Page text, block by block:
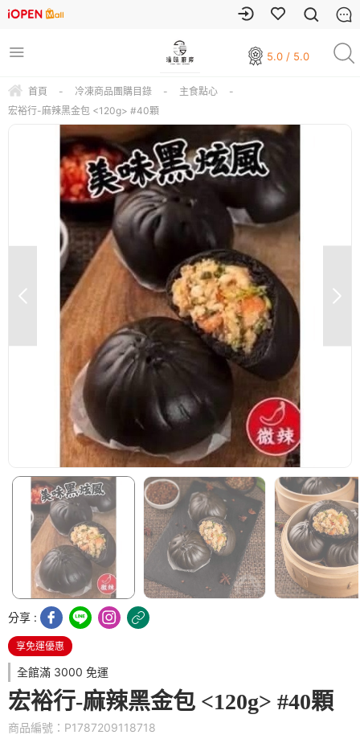
5.0 / 5.0
首頁 - 冷凍商品團購目錄 - 主食點心
-
宏裕行-麻辣黑金包 <120g> #40顆
分享 :
享免運優惠
全館滿 3000 免運
宏裕行-麻辣黑金包 <120g> #40顆
商品編號：P1787209118718